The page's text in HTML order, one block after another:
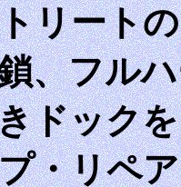
リート
、フル
ドック
・リペ